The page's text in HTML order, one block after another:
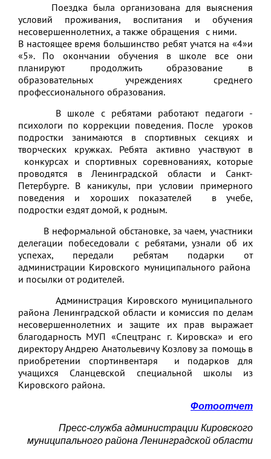
Поездка была организована для выяснения
условий проживания, воспитания и обучения
несовершеннолетних, а также обращения с ними.
В настоящее время большинство ребят учатся на «4»и
«5». По окончании обучения в школе все они
планируют продолжить образование в
образовательных учреждениях среднего
профессионального образования.
В школе с ребятами работают педагоги -
психологи по коррекции поведения. После уроков
подростки занимаются в спортивных секциях и
творческих кружках. Ребята активно участвуют в
конкурсах и спортивных соревнованиях, которые
проводятся в Ленинградской области и Санкт-
Петербурге. В каникулы, при условии примерного
поведения и хороших показателей в учебе,
подростки ездят домой, к родным.
В неформальной обстановке, за чаем, участники
делегации побеседовали с ребятами, узнали об их
успехах, передали ребятам подарки от
администрации Кировского муниципального района
и посылки от родителей.
Администрация Кировского муниципального
района Ленинградской области и комиссия по делам
несовершеннолетних и защите их прав выражает
благодарность МУП «Спецтранс г. Кировска» и его
директору Андрею Анатольевичу Козлову за помощь в
приобретении спортинвентаря и подарков для
учащихся Сланцевской специальной школы из
Кировского района.
Фотоотчет
Пресс-служба администрации Кировского
муниципального района Ленинградской области